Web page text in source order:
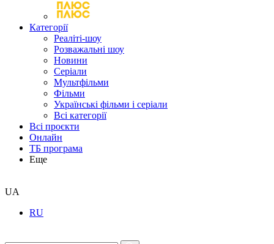
Категорії
Реаліті-шоу
Розважальні шоу
Новини
Серіали
Мультфільми
Фільми
Українські фільми і серіали
Всі категорії
Всі проєкти
Онлайн
ТБ програма
Еще
UA
RU